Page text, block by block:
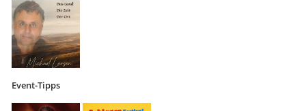
Event-Tipps